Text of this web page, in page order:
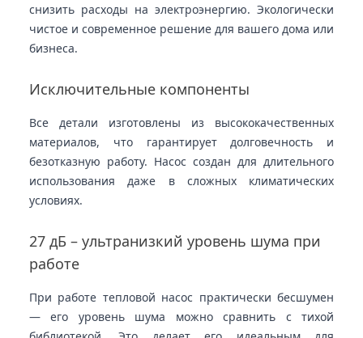
снизить расходы на электроэнергию. Экологически
чистое и современное решение для вашего дома или
бизнеса.
Исключительные компоненты
Все детали изготовлены из высококачественных
материалов, что гарантирует долговечность и
безотказную работу. Насос создан для длительного
использования даже в сложных климатических
условиях.
27 дБ – ультранизкий уровень шума при
работе
При работе тепловой насос практически бесшумен
— его уровень шума можно сравнить с тихой